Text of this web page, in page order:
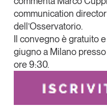
Un anno di
Tendenze2026
communication
dell’Osservatorio.
Il convegnoè gratuitoe
giugnoa Milanopresso
ore 9:30.